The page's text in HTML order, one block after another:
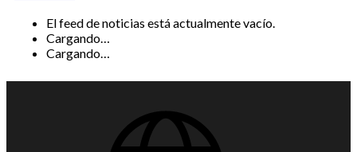
El feed de noticias está actualmente vacío.
Cargando…
Cargando…